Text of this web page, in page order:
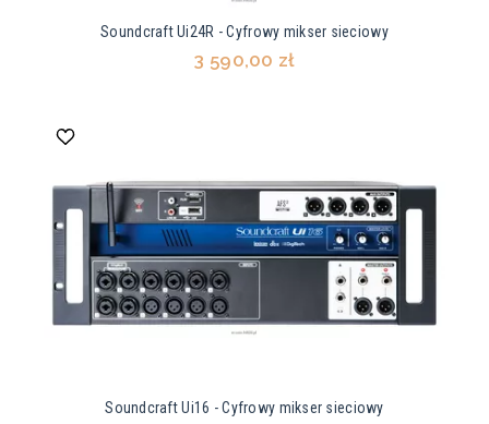
Soundcraft Ui24R - Cyfrowy mikser sieciowy
3 590,00 zł
Soundcraft Ui16 - Cyfrowy mikser sieciowy